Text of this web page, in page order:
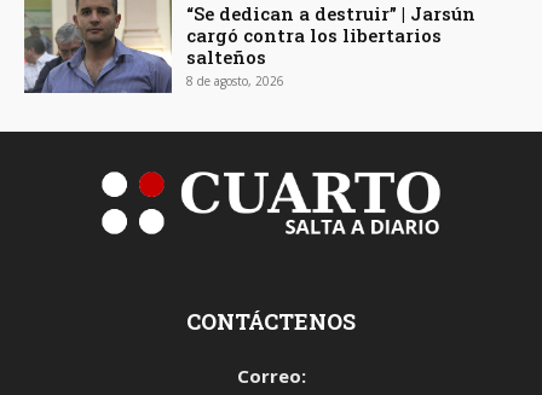
“Se dedican a destruir” | Jarsún
cargó contra los libertarios
salteños
8 de agosto, 2026
CONTÁCTENOS
Correo: